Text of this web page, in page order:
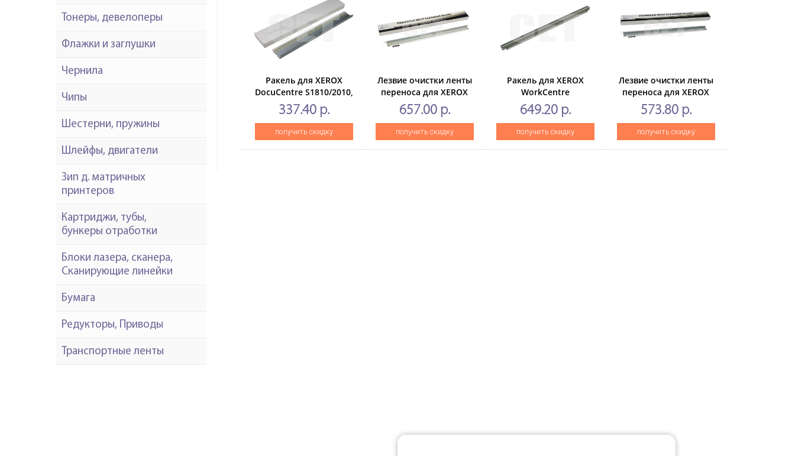
Ракель для XEROX
DocuCentre S1810/2010,
WorkCentre5019/5021/5022/5024
(CET), CET7902
337.40 р.
получить скидку
Лезвие очистки ленты
переноса для XEROX
WorkCentre7830/7835/7855
(CET), CET281019
657.00 р.
получить скидку
Ракель для XEROX
WorkCentre
4110/4112/4127/4590/4595(CET),
CET7931
649.20 р.
получить скидку
Лезвие очистки ленты
переноса для XEROX
WorkCentre7525/7530/7535/7545
(CET), CET281021
573.80 р.
получить скидку
Тонеры, девелоперы
Флажки и заглушки
Чернила
Чипы
Шестерни, пружины
Шлейфы, двигатели
Зип д. матричных
принтеров
Картриджи, тубы,
бункеры отработки
Блоки лазера, сканера,
Сканирующие линейки
Бумага
Редукторы, Приводы
Транспортные ленты